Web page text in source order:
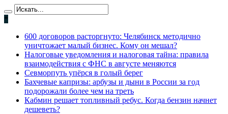
*
600 договоров расторгнуто: Челябинск методично
уничтожает малый бизнес. Кому он мешал?
Налоговые уведомления и налоговая тайна: правила
взаимодействия с ФНС в августе меняются
Севморпуть упёрся в голый берег
Бахчевые капризы: арбузы и дыни в России за год
подорожали более чем на треть
Кабмин решает топливный ребус. Когда бензин начнет
дешеветь?